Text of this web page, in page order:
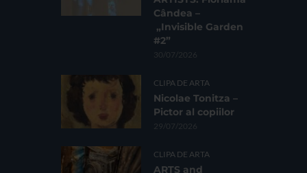
Cândea –
„Invisible Garden
#2”
30/07/2026
CLIPA DE ARTA
Nicolae Tonitza –
Pictor al copiilor
29/07/2026
CLIPA DE ARTA
ARTS and